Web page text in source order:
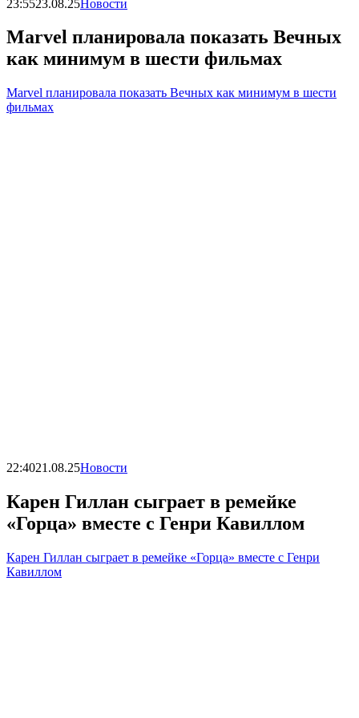
23:5523.08.25Новости
Marvel планировала показать Вечных
как минимум в шести фильмах
Marvel планировала показать Вечных как минимум в шести
фильмах
22:4021.08.25Новости
Карен Гиллан сыграет в ремейке
«Горца» вместе с Генри Кавиллом
Карен Гиллан сыграет в ремейке «Горца» вместе с Генри
Кавиллом